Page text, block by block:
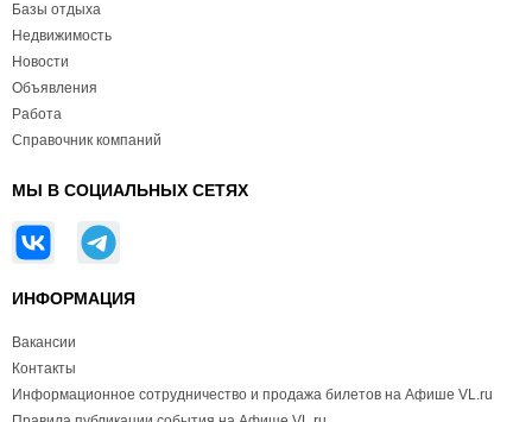
Базы отдыха
Недвижимость
Новости
Объявления
Работа
Справочник компаний
МЫ В СОЦИАЛЬНЫХ СЕТЯХ
ИНФОРМАЦИЯ
Вакансии
Контакты
Информационное сотрудничество и продажа билетов на Афише VL.ru